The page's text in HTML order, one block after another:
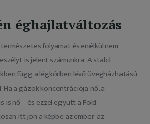
éghajlatváltozás
folyamat és enélkül nem
is jelent számunkra: A stabil
függ a légkörben lévő üvegházhatású
a gázok koncentrációja nő, a
is nő – és ezzel együtt a Föld
itt jön a képbe az ember: az